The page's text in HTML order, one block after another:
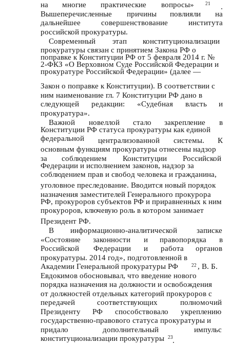
на многие практические вопросы» 21
.
Вышеперечисленные
причины повлияли
на
дальнейшее
совершенствование
института
российской прокуратуры.
Современный
этап
конституционализации
прокуратуры связан с принятием Закона РФ о
поправке к Конституции РФ от 5 февраля 2014 г. №
2-ФКЗ «О Верховном Суде Российской Федерации и
прокуратуре Российской Федерации» (далее —
Закон о поправке к Конституции). В соответствии с
ним наименование гл. 7 Конституции РФ дано в
следующей
редакции: «Судебная власть
и
прокуратура».
Важной
новеллой стало закрепление
в
Конституции РФ статуса прокуратуры как единой
федеральной
централизованной системы.
К
основным функциям прокуратуры отнесены надзор
за
соблюдением Конституции
Российской
Федерации и исполнением законов, надзор за
соблюдением прав и свобод человека и гражданина,
уголовное преследование. Вводится новый порядок
назначения заместителей Генерального прокурора
РФ, прокуроров субъектов РФ и приравненных к ним
прокуроров, ключевую роль в котором занимает
Президент РФ.
В
информационно-аналитической
записке
«Состояние
законности и правопорядка
в
Российской
Федерации и работа
органов
прокуратуры. 2014 год», подготовленной в
Академии Генеральной прокуратуры РФ
22 , В. Б.
Евдокимов обосновывал, что введение нового
порядка назначения на должности и освобождения
от должностей отдельных категорий прокуроров с
передачей
соответствующих
полномочий
Президенту
РФ способствовало
укреплению
государственно-правового статуса прокуратуры и
придало
дополнительный
импульс
конституционализации прокуратуры
23.